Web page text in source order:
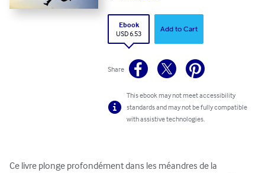
Ebook
USD 6.53
Add to Cart
Share
This ebook may not meet accessibility
standards and may not be fully compatible
with assistive technologies.
Ce livre plonge profondément dans les méandres de la